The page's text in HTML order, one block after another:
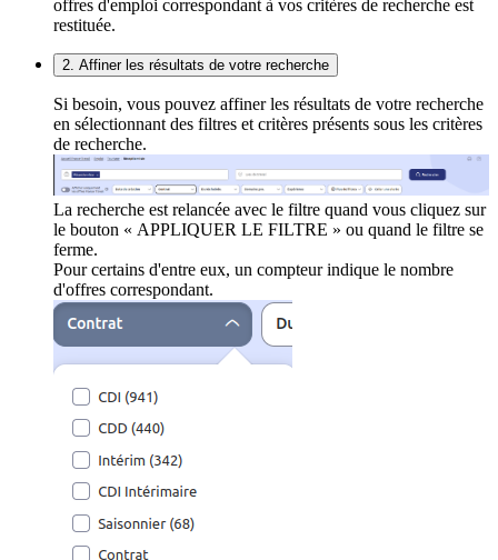
offres d'emploi correspondant à vos critères de recherche est
restituée.
2. Affiner les résultats de votre recherche
Si besoin, vous pouvez affiner les résultats de votre recherche
en sélectionnant des filtres et critères présents sous les critères
de recherche.
La recherche est relancée avec le filtre quand vous cliquez sur
le bouton « APPLIQUER LE FILTRE » ou quand le filtre se
ferme.
Pour certains d'entre eux, un compteur indique le nombre
d'offres correspondant.